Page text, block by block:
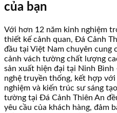
của bạn
Với hơn 12 năm kinh nghiệm
thiết kế cảnh quan, Đá Cảnh
đầu tại Việt Nam chuyên cung
cảnh vách tường chất lượng
sản xuất hiện đại tại Ninh Bình
nghệ truyền thống, kết hợp
nghiệm và kiến trúc sư sáng
tường tại Đá Cảnh Thiên An
yêu cầu của khách hàng, đảm